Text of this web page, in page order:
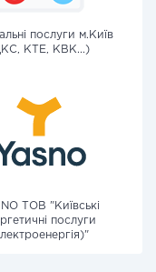
послуги м.Київ
КТЕ, КВК...)
ТОВ "Київські
послуги